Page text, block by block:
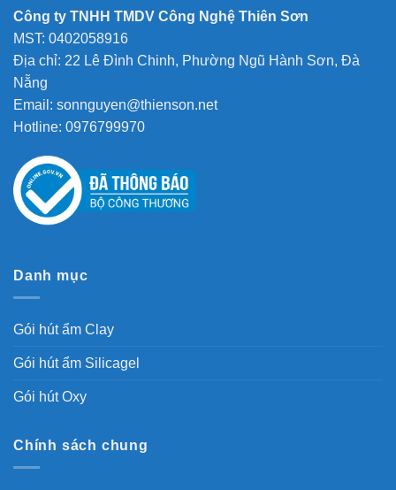
Công ty TNHH TMDV Công Nghệ Thiên Sơn
MST: 0402058916
Địa chỉ: 22 Lê Đình Chinh, Phường Ngũ Hành Sơn, Đà
Nẵng
Email: sonnguyen@thienson.net
Hotline: 0976799970
Danh mục
Gói hút ẩm Clay
Gói hút ẩm Silicagel
Gói hút Oxy
Chính sách chung